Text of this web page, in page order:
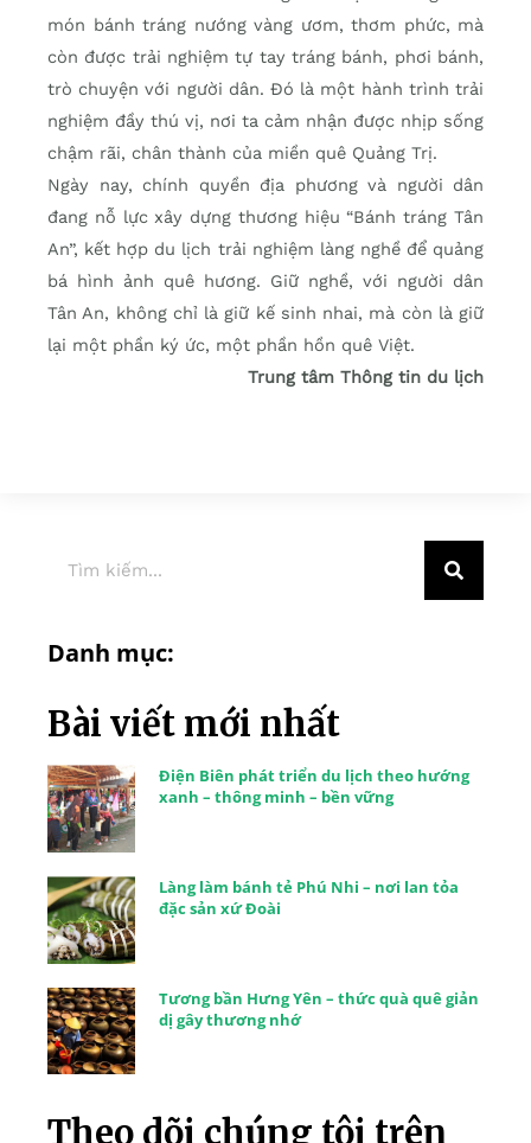
món bánh tráng nướng vàng ươm, thơm phức, mà
còn được trải nghiệm tự tay tráng bánh, phơi bánh,
trò chuyện với người dân. Đó là một hành trình trải
nghiệm đầy thú vị, nơi ta cảm nhận được nhịp sống
chậm rãi, chân thành của miền quê Quảng Trị.
Ngày nay, chính quyền địa phương và người dân
đang nỗ lực xây dựng thương hiệu “Bánh tráng Tân
An”, kết hợp du lịch trải nghiệm làng nghề để quảng
bá hình ảnh quê hương. Giữ nghề, với người dân
Tân An, không chỉ là giữ kế sinh nhai, mà còn là giữ
lại một phần ký ức, một phần hồn quê Việt.
Trung tâm Thông tin du lịch
Danh mục:
Bài viết mới nhất
Điện Biên phát triển du lịch theo hướng
xanh – thông minh – bền vững
Làng làm bánh tẻ Phú Nhi – nơi lan tỏa
đặc sản xứ Đoài
Tương bần Hưng Yên – thức quà quê giản
dị gây thương nhớ
Theo dõi chúng tôi trên